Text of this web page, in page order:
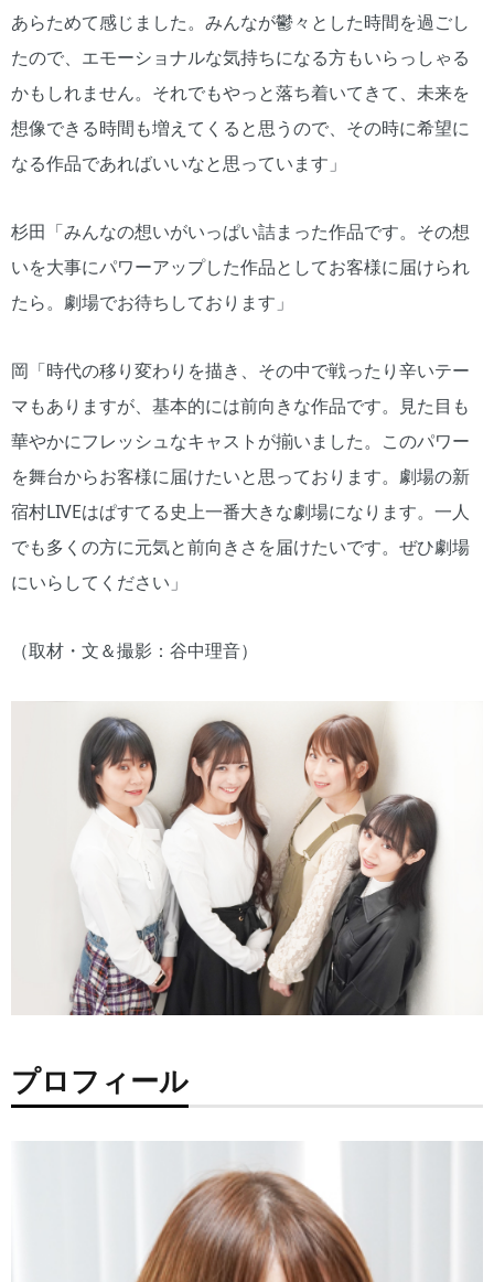
あらためて感じました。みんなが鬱々とした時間を過ごし
たので、エモーショナルな気持ちになる方もいらっしゃる
かもしれません。それでもやっと落ち着いてきて、未来を
想像できる時間も増えてくると思うので、その時に希望に
なる作品であればいいなと思っています」
杉田「みんなの想いがいっぱい詰まった作品です。その想
いを大事にパワーアップした作品としてお客様に届けられ
たら。劇場でお待ちしております」
岡「時代の移り変わりを描き、その中で戦ったり辛いテー
マもありますが、基本的には前向きな作品です。見た目も
華やかにフレッシュなキャストが揃いました。このパワー
を舞台からお客様に届けたいと思っております。劇場の新
宿村LIVEはぱすてる史上一番大きな劇場になります。一人
でも多くの方に元気と前向きさを届けたいです。ぜひ劇場
にいらしてください」
（取材・文＆撮影：谷中理音）
プロフィール